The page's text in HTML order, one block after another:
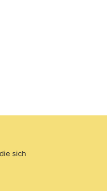
sich